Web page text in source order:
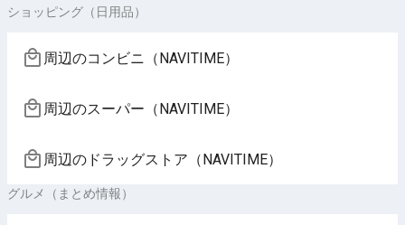
ショッピング（日用品）
周辺のコンビニ（NAVITIME）
周辺のスーパー（NAVITIME）
周辺のドラッグストア（NAVITIME）
グルメ（まとめ情報）